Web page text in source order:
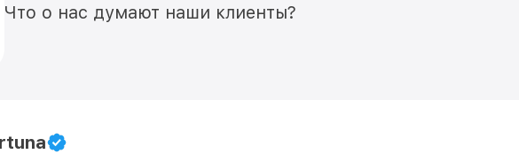
Что о нас думают наши клиенты?